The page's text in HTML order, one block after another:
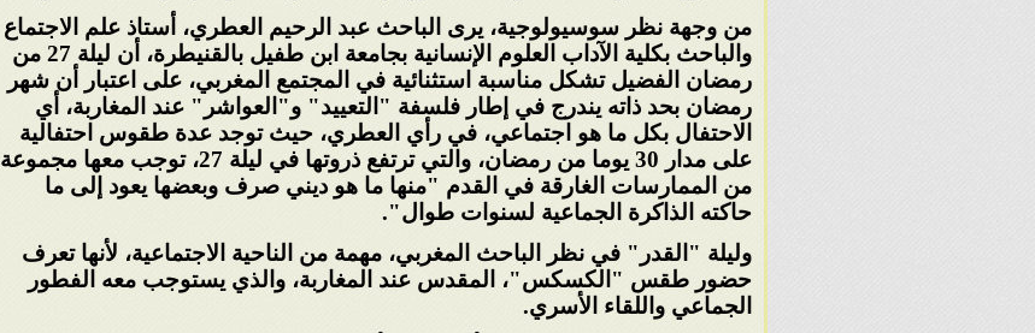
من وجهة نظر سوسيولوجية، يرى الباحث عبد الرحيم العطري، أستاذ علم
الاجتماع
والباحث بكلية الآداب العلوم الإنسانية بجامعة ابن طفيل
بالقنيطرة، أن ليلة 27 من
رمضان الفضيل تشكل مناسبة استثنائية في المجتمع المغربي، على اعتبار أن شهر
رمضان بحد ذاته يندرج في إطار فلسفة "التعييد" و"العواشر" عند المغاربة، أي
الاحتفال بكل ما هو اجتماعي، في رأي العطري، حيث توجد عدة طقوس احتفالية
على مدار 30 يوما من رمضان، والتي ترتفع ذروتها
في ليلة 27، توجب معها مجموعة
من الممارسات الغارقة في القدم "منها ما هو ديني صرف وبعضها يعود إلى ما
حاكته الذاكرة الجماعية لسنوات طوال".
وليلة "القدر" في نظر الباحث المغربي، مهمة من الناحية الاجتماعية، لأنها تعرف
حضور طقس "الكسكس"، المقدس عند المغاربة، والذي يستوجب معه الفطور
الجماعي واللقاء الأسري.